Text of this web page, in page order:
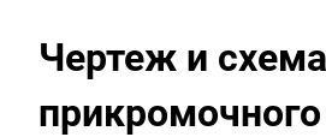
Чертеж и
прикромочного